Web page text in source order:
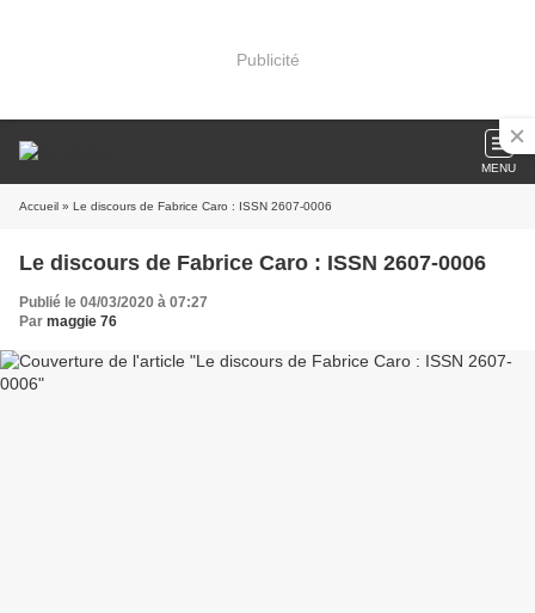
Publicité
MENU
Accueil » Le discours de Fabrice Caro : ISSN 2607-0006
Le discours de Fabrice Caro : ISSN 2607-0006
Publié le 04/03/2020 à 07:27
Par maggie 76